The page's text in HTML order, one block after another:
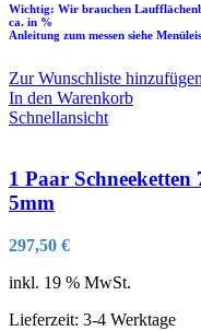
Wichtig: Wir brauchen
ca. in %
Anleitung zum messen siehe
Zur Wunschliste hinzufügen
In den Warenkorb
Schnellansicht
1 Paar
5mm
297,50 €
inkl. 19 % MwSt.
Lieferzeit: 3-4 Werktage